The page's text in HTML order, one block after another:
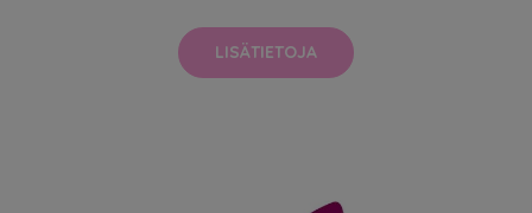
LISÄTIETOJA